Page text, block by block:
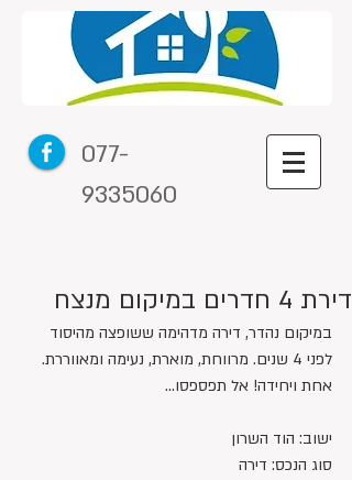
077-
9335060
דירת 4 חדרים במיקום מנצח
במיקום נהדר, דירה מדהימה ששופצה מהיסוד
לפני 4 שנים. מרווחת, מוארת, נעימה ומאווררת.
אחת ויחידה! אל תפספסו...
ישוב: הוד השרון
סוג הנכס: דירה